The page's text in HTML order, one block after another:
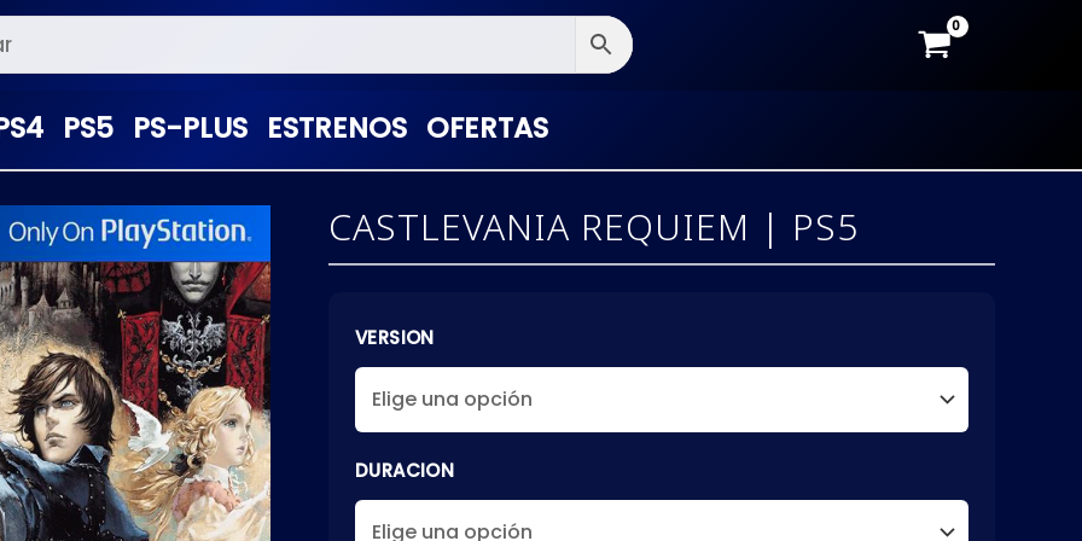
PS5 PS-PLUS ESTRENOS OFERTAS
CASTLEVANIA REQUIEM | PS5
VERSION
DURACION